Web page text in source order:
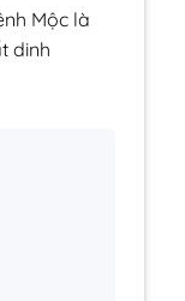
Mộc là
dinh